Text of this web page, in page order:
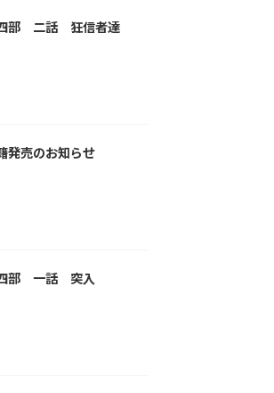
部 二話 狂信者達
発売のお知らせ
部 一話 突入